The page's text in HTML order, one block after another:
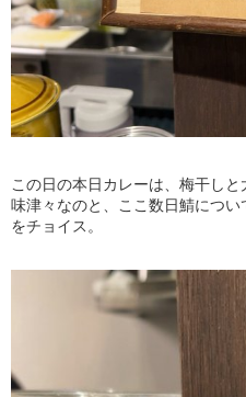
この日の本日カレーは、梅干し
味津々なのと、ここ数日鯖につ
をチョイス。